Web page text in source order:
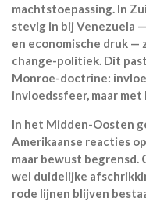
machtstoepassing. In
stevig in bij Venezuela
en economische druk —
change-politiek. Dit
Monroe-doctrine:
invloedssfeer, maar
In het Midden-Oosten
Amerikaanse reacties
maar bewust
wel duidelijke
rode lijnen blijven